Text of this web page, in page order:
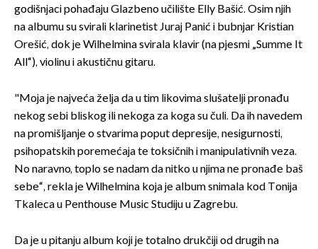
godišnjaci pohađaju Glazbeno učilište Elly Bašić. Osim njih
na albumu su svirali klarinetist Juraj Panić i bubnjar Kristian
Orešić, dok je Wilhelmina svirala klavir (na pjesmi „Summe It
All“), violinu i akustičnu gitaru.
"Moja je najveća želja da u tim likovima slušatelji pronađu
nekog sebi bliskog ili nekoga za koga su čuli. Da ih navedem
na promišljanje o stvarima poput depresije, nesigurnosti,
psihopatskih poremećaja te toksičnih i manipulativnih veza.
No naravno, toplo se nadam da nitko u njima ne pronađe baš
sebe“, rekla je Wilhelmina koja je album snimala kod Tonija
Tkaleca u Penthouse Music Studiju u Zagrebu.
Da je u pitanju album koji je totalno drukčiji od drugih na